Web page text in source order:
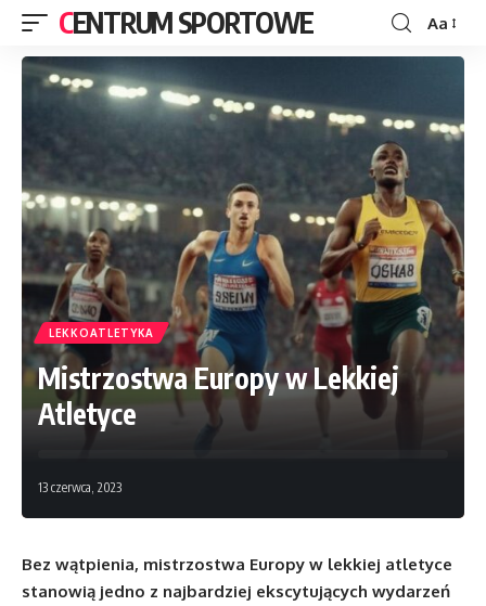
CENTRUM SPORTOWE Aa
LEKKOATLETYKA
Mistrzostwa Europy w Lekkiej
Atletyce
13 czerwca, 2023
Bez wątpienia, mistrzostwa Europy w lekkiej atletyce
stanowią jedno z najbardziej ekscytujących wydarzeń